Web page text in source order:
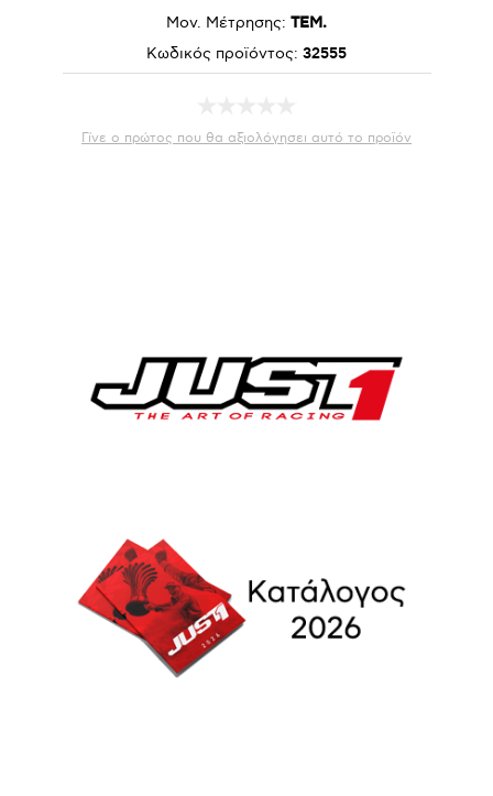
Μον. Μέτρησης: ΤΕΜ.
Κωδικός προϊόντος: 32555
Γίνε ο πρώτος που θα αξιολόγησει αυτό το προϊόν